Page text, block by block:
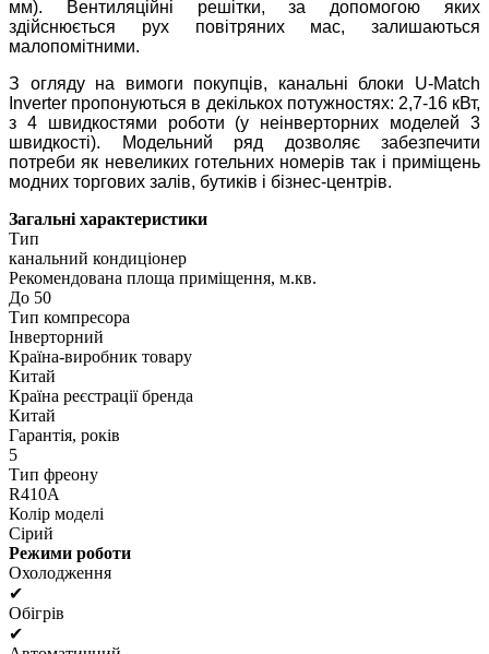
мм). Вентиляційні решітки, за допомогою яких
здійснюється рух повітряних мас, залишаються
малопомітними.
З огляду на вимоги покупців, канальні блоки U-Match
Inverter пропонуються в декількох потужностях: 2,7-16 кВт,
з 4 швидкостями роботи (у неінверторних моделей 3
швидкості). Модельний ряд дозволяє забезпечити
потреби як невеликих готельних номерів так і приміщень
модних торгових залів, бутиків і бізнес-центрів.
Загальні характеристики
Тип
канальний кондиціонер
Рекомендована площа приміщення, м.кв.
До 50
Тип компресора
Інверторний
Країна-виробник товару
Китай
Країна реєстрації бренда
Китай
Гарантія, років
5
Тип фреону
R410A
Колір моделі
Сірий
Режими роботи
Охолодження
✔
Обігрів
✔